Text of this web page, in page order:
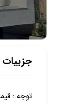
توجه :